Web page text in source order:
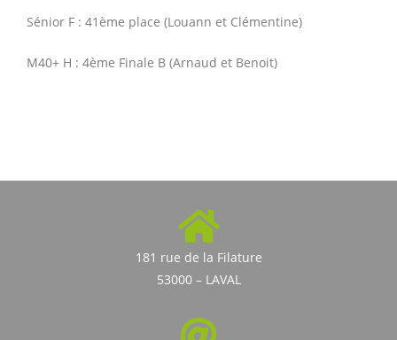
Sénior F : 41ème place (Louann et Clémentine)
M40+ H : 4ème Finale B (Arnaud et Benoit)
181 rue de la Filature
53000 – LAVAL